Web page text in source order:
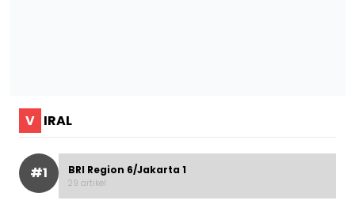
V IRAL
#1 BRI Region 6/Jakarta 1
29 artikel